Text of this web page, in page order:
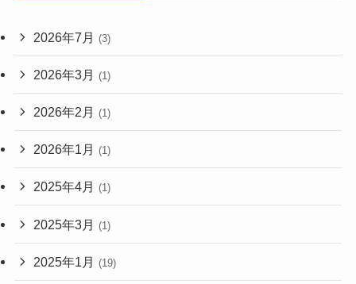
2026年7月 (3)
2026年3月 (1)
2026年2月 (1)
2026年1月 (1)
2025年4月 (1)
2025年3月 (1)
2025年1月 (19)